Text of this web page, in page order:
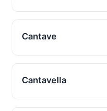
Cantave
Cantavella